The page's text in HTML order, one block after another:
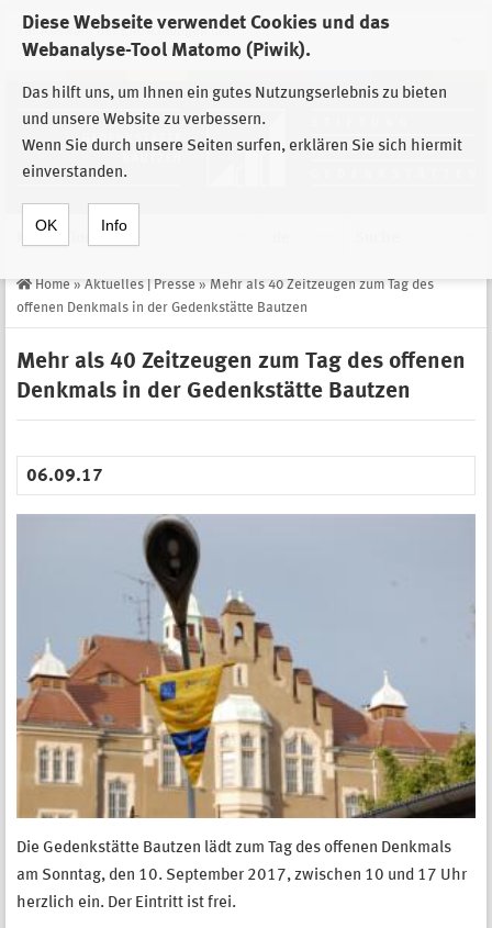
Diese Webseite verwendet Cookies und das
Webanalyse-Tool Matomo (Piwik).
Das hilft uns, um Ihnen ein gutes Nutzungserlebnis zu bieten
und unsere Website zu verbessern.
Wenn Sie durch unsere Seiten surfen, erklären Sie sich hiermit
einverstanden.
OK Info
Zur Auswahl der Einrichtungen der
Stiftung Sächsische Gedenkstätten
Home » Aktuelles | Presse » Mehr als 40 Zeitzeugen zum Tag des
offenen Denkmals in der Gedenkstätte Bautzen
Mehr als 40 Zeitzeugen zum Tag des offenen
Denkmals in der Gedenkstätte Bautzen
06.09.17
Die Gedenkstätte Bautzen lädt zum Tag des offenen Denkmals
am Sonntag, den 10. September 2017, zwischen 10 und 17 Uhr
herzlich ein. Der Eintritt ist frei.